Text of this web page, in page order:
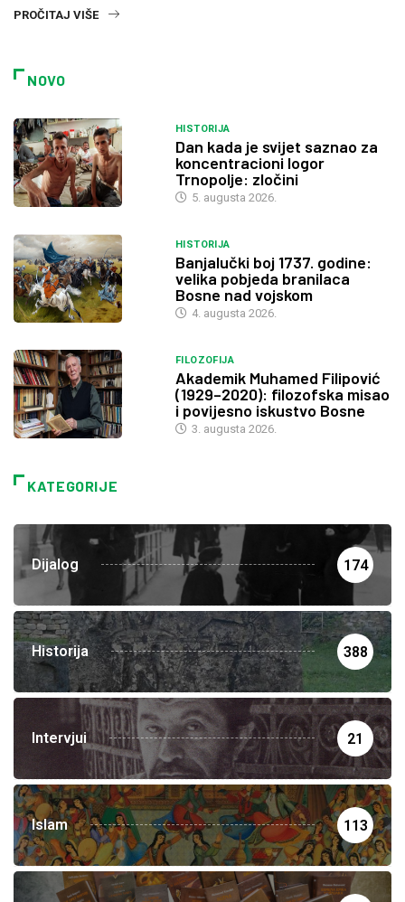
PROČITAJ VIŠE
NOVO
HISTORIJA
Dan kada je svijet saznao za
koncentracioni logor
Trnopolje: zločini
5. augusta 2026.
HISTORIJA
Banjalučki boj 1737. godine:
velika pobjeda branilaca
Bosne nad vojskom
4. augusta 2026.
FILOZOFIJA
Akademik Muhamed Filipović
(1929–2020): filozofska misao
i povijesno iskustvo Bosne
3. augusta 2026.
KATEGORIJE
Dijalog 174
Historija 388
Intervjui 21
Islam 113